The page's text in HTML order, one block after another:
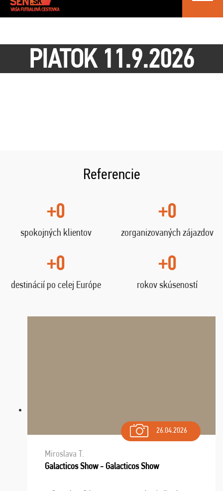
PIATOK 11.9.2026
Referencie
+0
spokojných klientov
+0
zorganizovaných zájazdov
+0
destinácií po celej Európe
+0
rokov skúseností
26.04.2026
Miroslava T.
Galacticos Show - Galacticos Show